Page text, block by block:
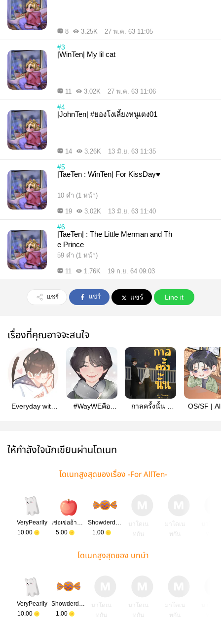
8 3.25K 27 พ.ค. 63 11:05
#3
|WinTen| My lil cat
11 3.02K 27 พ.ค. 63 11:06
#4
|JohnTen| #ยองโงเลี้ยงหนูเตง01
14 3.26K 13 มิ.ย. 63 11:35
#5
|TaeTen : WinTen| For KissDay♥
10 คำ (1 หน้า)
19 3.02K 13 มิ.ย. 63 11:40
#6
|TaeTen| : The Little Merman and Th
e Prince
59 คำ (1 หน้า)
11 1.76K 19 ก.ย. 64 09:03
แชร์ แชร์ แชร์ Line it
เรื่องที่คุณอาจจะสนใจ
Everyday with
#WayWEคือ
กาลครั้งนั้น -
OS/SF |
ให้กำลังใจนักเขียนผ่านโดเนท
โดเนทสูงสุดของเรื่อง -For AllTen-
VeryPearlly
10.00
เข่อเข่ออ้ายอ้าย
5.00
Showderderrr
1.00
มาโดเน
ทกัน
มาโดเน
ทกัน
โดเนทสูงสุดของ บทนำ
VeryPearlly
10.00
Showderderrr
1.00
มาโดเน
ทกัน
มาโดเน
ทกัน
มาโดเน
ทกัน